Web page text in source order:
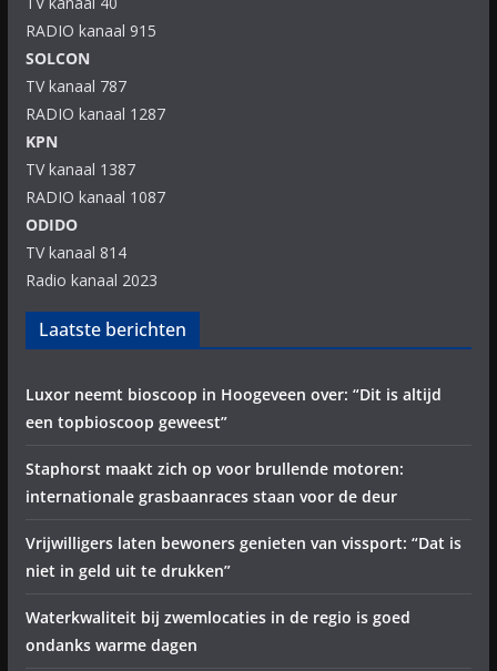
RADIO kanaal 915
SOLCON
TV kanaal 787
RADIO kanaal 1287
KPN
TV kanaal 1387
RADIO kanaal 1087
ODIDO
TV kanaal 814
Radio kanaal 2023
Laatste berichten
Luxor neemt bioscoop in Hoogeveen over: “Dit is altijd
een topbioscoop geweest”
Staphorst maakt zich op voor brullende motoren:
internationale grasbaanraces staan voor de deur
Vrijwilligers laten bewoners genieten van vissport: “Dat is
niet in geld uit te drukken”
Waterkwaliteit bij zwemlocaties in de regio is goed
ondanks warme dagen